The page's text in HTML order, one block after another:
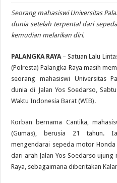
Seorang mahasiswi Universitas
dunia setelah terpental dari
kemudian melarikan diri.
PALANGKA RAYA – Satuan Lalu
(Polresta) Palangka Raya masih
seorang mahasiswi Universitas
dunia di Jalan Yos Soedarso,
Waktu Indonesia Barat (WIB).
Korban bernama Cantika,
(Gumas), berusia 21 tahun.
mengendarai sepeda motor
dari arah Jalan Yos Soedarso ujung
Raya, sebagaimana diberitakan